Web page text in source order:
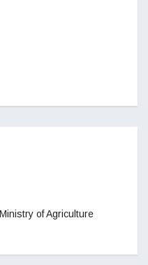
of Agriculture